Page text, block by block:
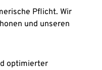
Pflicht. Wir
und unseren
optimierter